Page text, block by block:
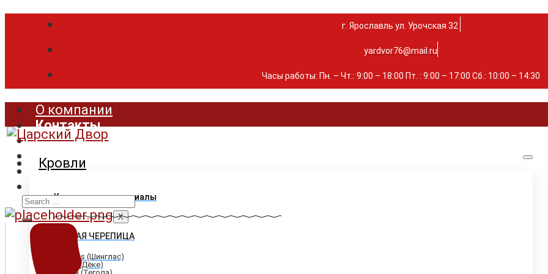
г. Ярославль ул. Урочская 32 ⁣⁣⁣⁣
yardvor76@mail.ru
Часы работы: Пн. – Чт.: 9:00 – 18:00 Пт. : 9:00 – 17:00 Сб.: 10:00 – 14:30
О компании
Контакты
Продукция
Цены
Доставка
X
Кровли
Кровельные материалы
ГИБКАЯ ЧЕРЕПИЦА
Shinglas (Шинглас)
Döcke (Дёке)
Tegola (Тегола)
Search
for: